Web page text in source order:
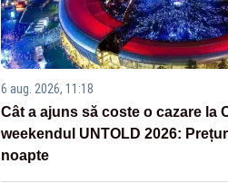
6 aug. 2026, 11:18
Cât a ajuns să coste o cazare la
weekendul UNTOLD 2026:
noapte